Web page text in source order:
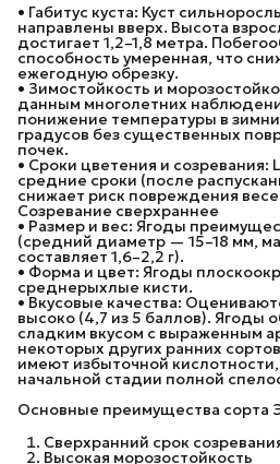
• Габитус куста: Куст
направлены вверх. Высота
достигает 1,2–1,8 метра.
способность умеренная, что
ежегодную обрезку.
• Зимостойкость и
данным многолетних
понижение температуры в
градусов без существенных
почек.
• Сроки цветения и
средние сроки (после
снижает риск повреждения
Созревание сверхраннее
• Размер и вес: Ягоды
(средний диаметр — 15–18 мм,
составляет 1,6–2,2 г).
• Форма и цвет: Ягоды
среднерыхлые кисти.
• Вкусовые качества:
высоко (4,7 из 5 баллов). Ягоды
сладким вкусом с выраженным
некоторых других ранних
имеют избыточной
начальной стадии полной
Основные преимущества сорта
Сверхранний срок
Высокая морозостойкость